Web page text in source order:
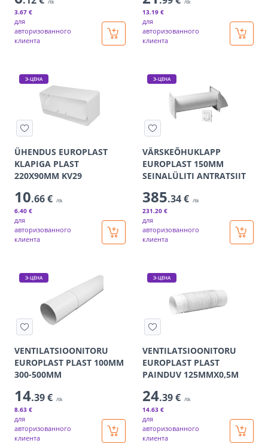
/tk
3.67 €
для
авторизованного
клиента
/tk
13.19 €
для
авторизованного
клиента
Э-ЦЕНА
ÜHENDUS EUROPLAST
KLAPIGA PLAST
220X90MM KV29
10.66 € /tk
6.40 €
для
авторизованного
клиента
Э-ЦЕНА
VÄRSKEÕHUKLAPP
EUROPLAST 150MM
SEINALÜLITI ANTRATSIIT
385.34 € /tk
231.20 €
для
авторизованного
клиента
Э-ЦЕНА
VENTILATSIOONITORU
EUROPLAST PLAST 100MM
300-500MM
14.39 € /tk
8.63 €
для
авторизованного
клиента
Э-ЦЕНА
VENTILATSIOONITORU
EUROPLAST PLAST
PAINDUV 125MMX0,5M
24.39 € /tk
14.63 €
для
авторизованного
клиента